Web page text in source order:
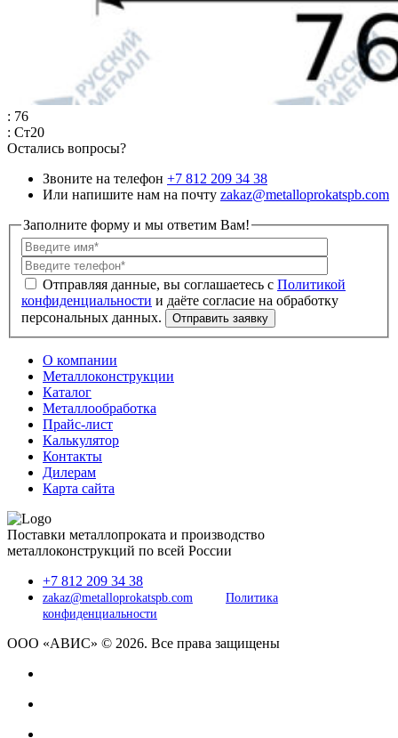
: 76
: Ст20
Остались вопросы?
Звоните на телефон +7 812 209 34 38
Или напишите нам на почту zakaz@metalloprokatspb.com
Заполните форму и мы ответим Вам!
Политикой
конфиденциальности
О компании
Металлоконструкции
Каталог
Металлообработка
Прайс-лист
Калькулятор
Контакты
Дилерам
Карта сайта
Поставки металлопроката и производство
металлоконструкций по всей России
+7 812 209 34 38
zakaz@metalloprokatspb.com
Политика
конфиденциальности
ООО «АВИС» © 2026. Все права защищены